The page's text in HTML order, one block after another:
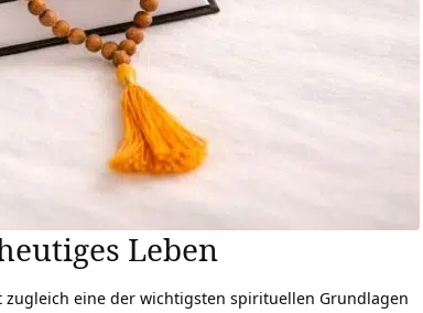
Leben
eine der wichtigsten spirituellen Grundlagen